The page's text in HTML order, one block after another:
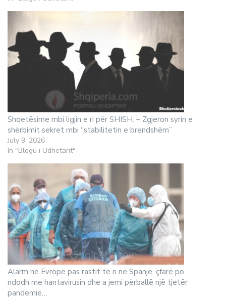
Shqetësime mbi ligjin e ri për SHISH: – Zgjeron syrin e
shërbimit sekret mbi “stabilitetin e brendshëm”
July 9, 2026
In "Blogu i Udhëtarit"
Alarm në Evropë pas rastit të ri në Spanjë, çfarë po
ndodh me hantavirusin dhe a jemi përballë një tjetër
pandemie…